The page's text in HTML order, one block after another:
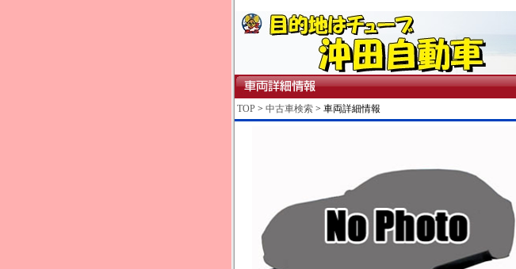
TOP > 中古車検索 > 車両詳細情報